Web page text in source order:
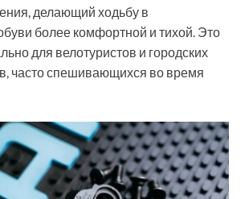
делающий ходьбу в
более комфортной и тихой. Это
для велотуристов и городских
часто спешивающихся во время